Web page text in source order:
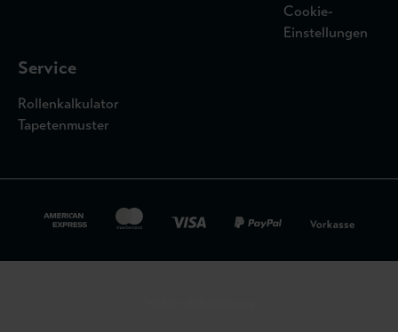
Cookie-
Einstellungen
Service
Rollenkalkulator
Tapetenmuster